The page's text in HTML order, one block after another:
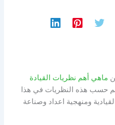
ماهي أهم نظريات القيادة
حسب هذه النظريات في هذا
ومنهجية اعداد وصناعة